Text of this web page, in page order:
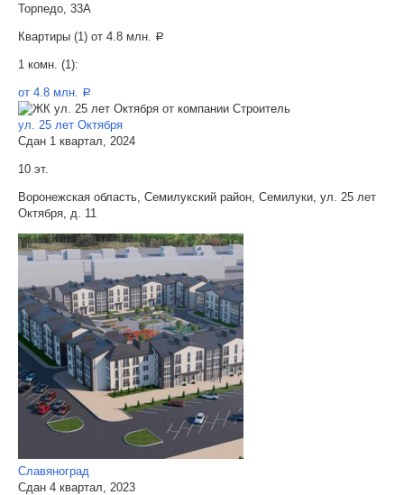
Торпедо, 33А
Квартиры (1) от 4.8 млн. a
1 комн. (1):
от 4.8 млн. a
ул. 25 лет Октября
Сдан 1 квартал, 2024
10 эт.
Воронежская область, Семилукский район, Семилуки, ул. 25 лет
Октября, д. 11
Славяноград
Сдан 4 квартал, 2023